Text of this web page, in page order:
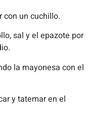
con un cuchillo.
sal y el epazote por
la mayonesa con el
y tatemar en el